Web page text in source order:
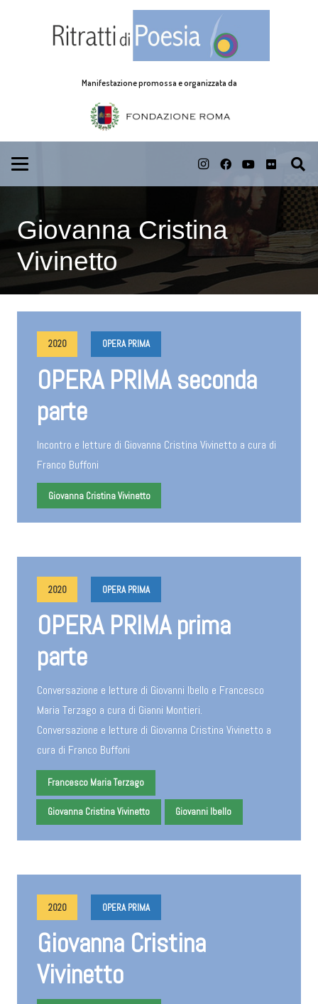
Manifestazione promossa e organizzata da
Giovanna Cristina
Vivinetto
2020 OPERA PRIMA
OPERA PRIMA seconda
parte
Incontro e letture di Giovanna Cristina Vivinetto a cura di
Franco Buffoni
Giovanna Cristina Vivinetto
2020 OPERA PRIMA
OPERA PRIMA prima
parte
Conversazione e letture di Giovanni Ibello e Francesco
Maria Terzago a cura di Gianni Montieri.
Conversazione e letture di Giovanna Cristina Vivinetto a
cura di Franco Buffoni
Francesco Maria Terzago
Giovanna Cristina Vivinetto Giovanni Ibello
2020 OPERA PRIMA
Giovanna Cristina
Vivinetto